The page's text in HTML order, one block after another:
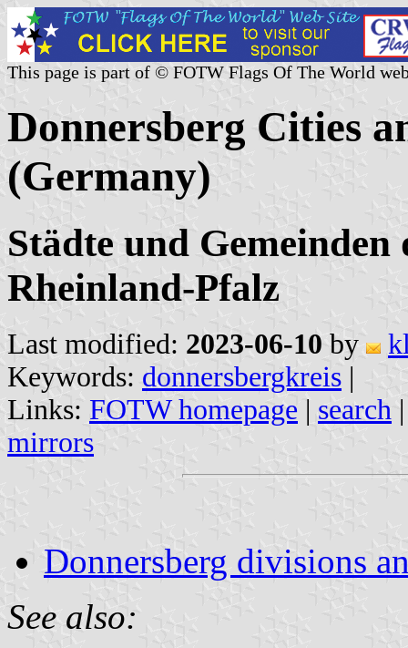
This page is part of © FOTW Flags Of The World
Donnersberg Cities
(Germany)
Städte und Gemeinden
Rheinland-Pfalz
Last modified: 2023-06-10 by
Keywords: donnersbergkreis |
Links: FOTW homepage | search
mirrors
Donnersberg divisions
See also: